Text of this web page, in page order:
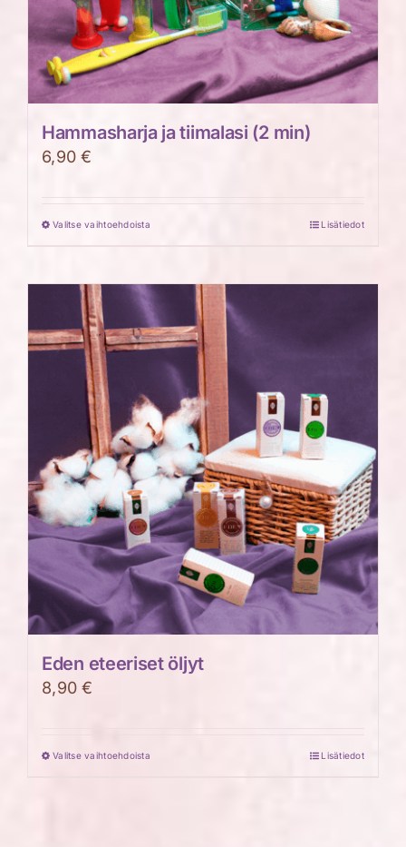
Hammasharja ja tiimalasi (2 min)
6,90€
Valitse vaihtoehdoistaTällä
on
useampi
muunnelma.
Voit
tehdä
valinnat
tuotteen
sivulla.
Lisätiedot
Eden eteeriset öljyt
8,90€
Valitse vaihtoehdoistaTällä
Lisätiedot